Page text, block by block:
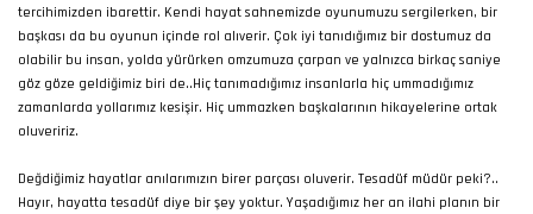
tercihimizden ibarettir. Kendi hayat sahnemizde oyunumuzu sergilerken, bir
başkası da bu oyunun içinde rol alıverir. Çok iyi tanıdığımız bir dostumuz da
olabilir bu insan, yolda yürürken omzumuza çarpan ve yalnızca birkaç saniye
göz göze geldiğimiz biri de..Hiç tanımadığımız insanlarla hiç ummadığımız
zamanlarda yollarımız kesişir. Hiç ummazken başkalarının hikayelerine ortak
oluveririz.
Değdiğimiz hayatlar anılarımızın birer parçası oluverir. Tesadüf müdür peki?..
Hayır, hayatta tesadüf diye bir şey yoktur. Yaşadığımız her an ilahi planın bir